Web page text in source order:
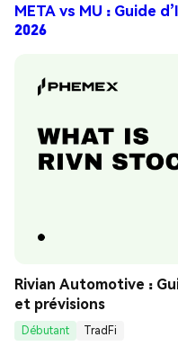
META vs MU : Guide
2026
Rivian Automotive :
et prévisions
Débutant
TradFi